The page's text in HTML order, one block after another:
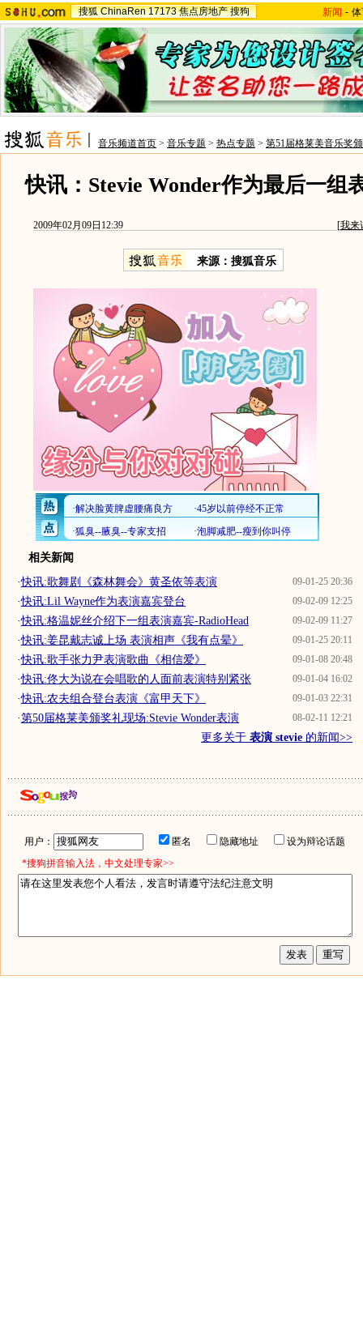
搜狐 ChinaRen 17173 焦点房地产 搜狗 新闻 -
音乐频道首页 > 音乐专题 > 热点专题 > 第51届格莱美音乐奖
快讯：Stevie Wonder作为最后一组
2009年02月09日12:39 [我来
来源：搜狐音乐
相关新闻
09-01-25 20:36
·快讯:歌舞剧《森林舞会》黄圣依等表演
09-02-09 12:25
·快讯:Lil Wayne作为表演嘉宾登台
09-02-09 11:27
·快讯:格温妮丝介绍下一组表演嘉宾-RadioHead
09-01-25 20:11
·快讯:姜昆戴志诚上场 表演相声《我有点晕》
09-01-08 20:48
·快讯:歌手张力尹表演歌曲《相信爱》
09-01-04 16:02
·快讯:佟大为说在会唱歌的人面前表演特别紧张
09-01-03 22:31
·快讯:农夫组合登台表演《富甲天下》
08-02-11 12:21
·第50届格莱美颁奖礼现场:Stevie Wonder表演
更多关于 表演 stevie 的新闻>>
用户： 匿名 隐藏地址
设为辩论话题
*搜狗拼音输入法，中文处理专家>>